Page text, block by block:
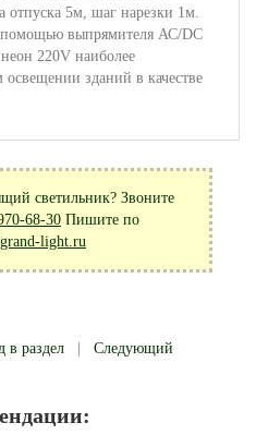
отпуска 5м, шаг нарезки 1м.
выпрямителя АС/DC
220V наиболее
освещении зданий в качестве
светильник? Звоните
68-30 Пишите по
light.ru
в раздел Следующий